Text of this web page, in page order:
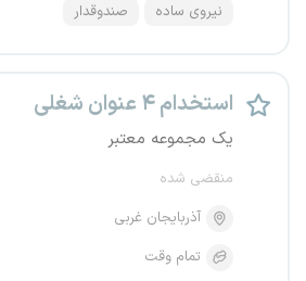
نیروی ساده صندوقدار
استخدام ۴ عنوان شغلی
یک مجموعه معتبر
منقضی شده
آذربایجان غربی
تمام وقت